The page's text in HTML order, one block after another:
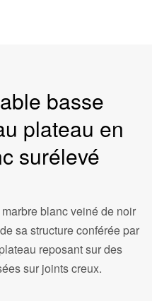
basse
plateau en
surélevé
blanc veiné de noir
sa structure conférée par
reposant sur des
sur joints creux.